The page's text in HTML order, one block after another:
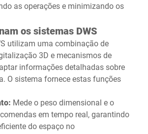
as operações e minimizando os
os sistemas DWS
utilizam uma combinação de
3D e mecanismos de
informações detalhadas sobre
O sistema fornece estas funções
Mede o peso dimensional e o
em tempo real, garantindo
do espaço no